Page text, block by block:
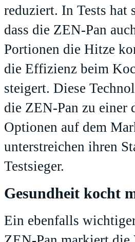
reduziert. In Tests hat
dass die ZEN-Pan
Portionen die Hitze
die Effizienz beim
steigert. Diese
die ZEN-Pan zu einer
Optionen auf dem
unterstreichen ihren
Testsieger.
Gesundheit kocht
Ein ebenfalls